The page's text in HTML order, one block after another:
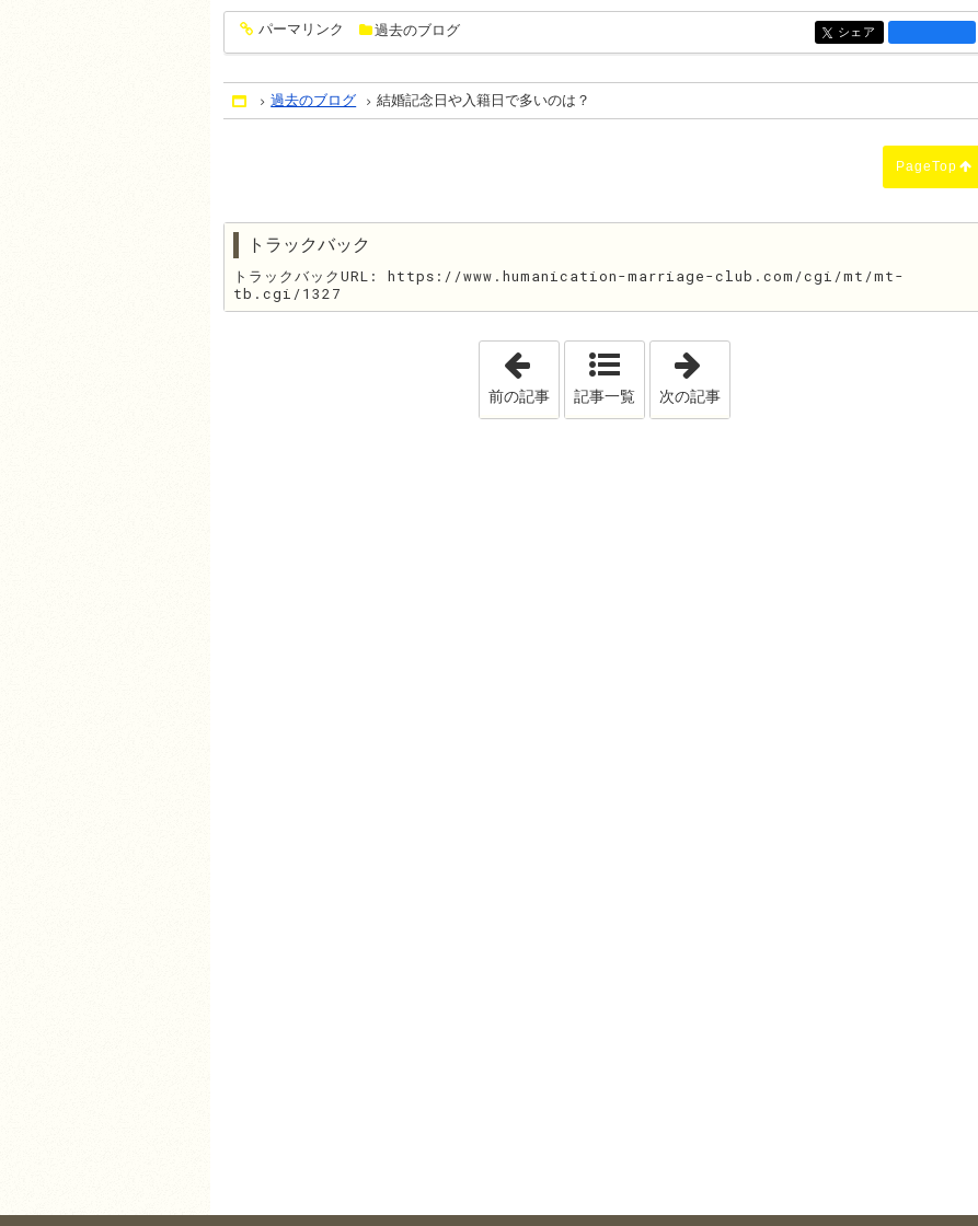
entry1340
パーマリンク 過去のブログ entry1340
シェア
Home
過去のブログ 結婚記念日や入籍日で多いのは？
PageTop
トラックバック
トラックバックURL: https://www.humanication-marriage-club.com/cgi/mt/mt-
tb.cgi/1327
「開業4周年記念キャンペーン」
前の記事 記事一覧 次の記事